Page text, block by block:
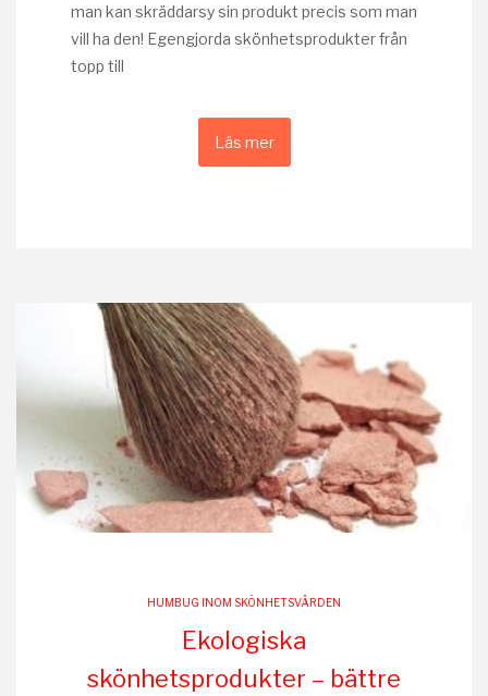
man kan skräddarsy sin produkt precis som man
vill ha den! Egengjorda skönhetsprodukter från
topp till
Läs mer
HUMBUG INOM SKÖNHETSVÅRDEN
Ekologiska
skönhetsprodukter – bättre